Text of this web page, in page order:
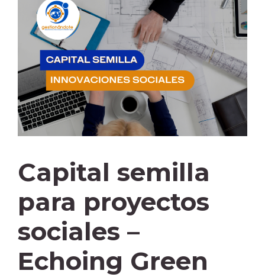
Capital semilla
para proyectos
sociales –
Echoing Green